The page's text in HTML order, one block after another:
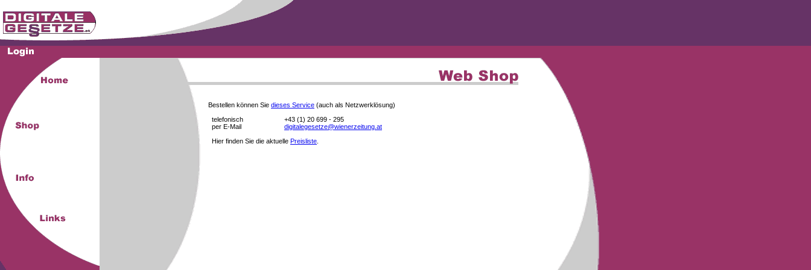
Bestellen können Sie dieses Service (auch als Netzwerklösung)
telefonisch
+43 (1) 20 699 - 295
per E-Mail
digitalegesetze@wienerzeitung.at
Hier finden Sie die aktuelle Preisliste